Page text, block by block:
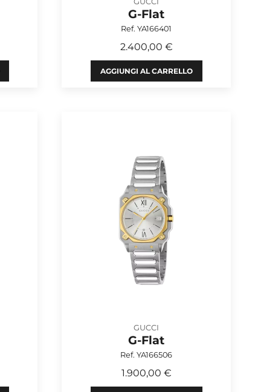
G-Flat
Ref. YA166401
2.400,00 €
AGGIUNGI AL CARRELLO
GUCCI
G-Flat
Ref. YA166506
1.900,00 €